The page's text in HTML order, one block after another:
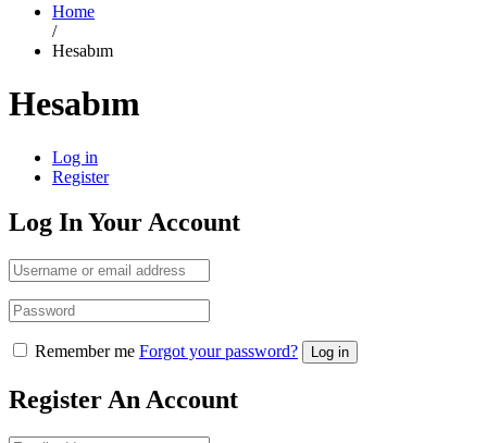
Home
/
Hesabım
Hesabım
Log in
Register
Log In Your Account
Remember me Forgot your password? Log in
Register An Account